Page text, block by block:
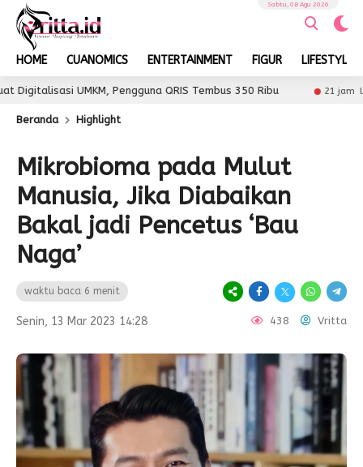
HOME CUANOMICS ENTERTAINMENT FIGUR LIFESTYLE
Sabtu, 08 Agu 2026
Pengguna QRIS Tembus 350 Ribu 21 jam lalu Sultra
Beranda Highlight
Mikrobioma pada Mulut
Manusia, Jika Diabaikan
Bakal jadi Pencetus ‘Bau
Naga’
waktu baca 6 menit
Senin, 13 Mar 2023 14:28 438 Vritta